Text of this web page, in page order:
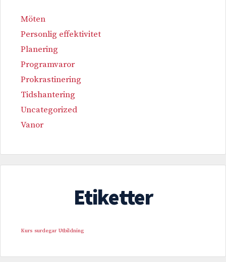
Möten
Personlig effektivitet
Planering
Programvaror
Prokrastinering
Tidshantering
Uncategorized
Vanor
Etiketter
Kurs surdegar Utbildning